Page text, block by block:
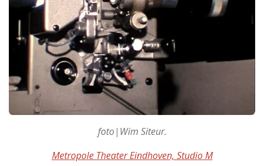
foto|Wim Siteur.
Metropole Theater Eindhoven, Studio M